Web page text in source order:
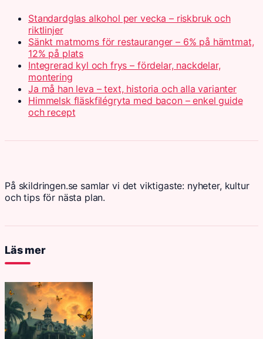
Standardglas alkohol per vecka – riskbruk och
riktlinjer
Sänkt matmoms för restauranger – 6% på hämtmat,
12% på plats
Integrerad kyl och frys – fördelar, nackdelar,
montering
Ja må han leva – text, historia och alla varianter
Himmelsk fläskfilégryta med bacon – enkel guide
och recept
På skildringen.se samlar vi det viktigaste: nyheter, kultur
och tips för nästa plan.
Läs mer